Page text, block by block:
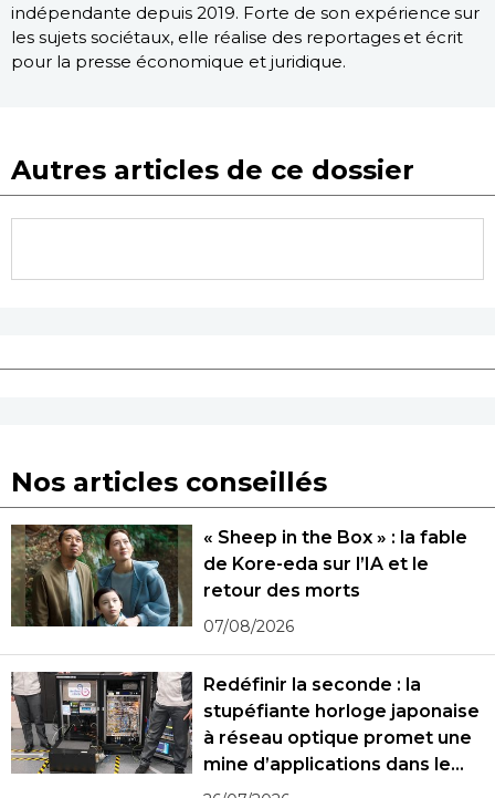
indépendante depuis 2019. Forte de son expérience sur
les sujets sociétaux, elle réalise des reportages et écrit
pour la presse économique et juridique.
Autres articles de ce dossier
Nos articles conseillés
« Sheep in the Box » : la fable
de Kore-eda sur l’IA et le
retour des morts
07/08/2026
Redéfinir la seconde : la
stupéfiante horloge japonaise
à réseau optique promet une
mine d’applications dans le
monde réel